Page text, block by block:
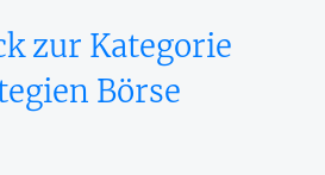
zur Kategorie
Börse